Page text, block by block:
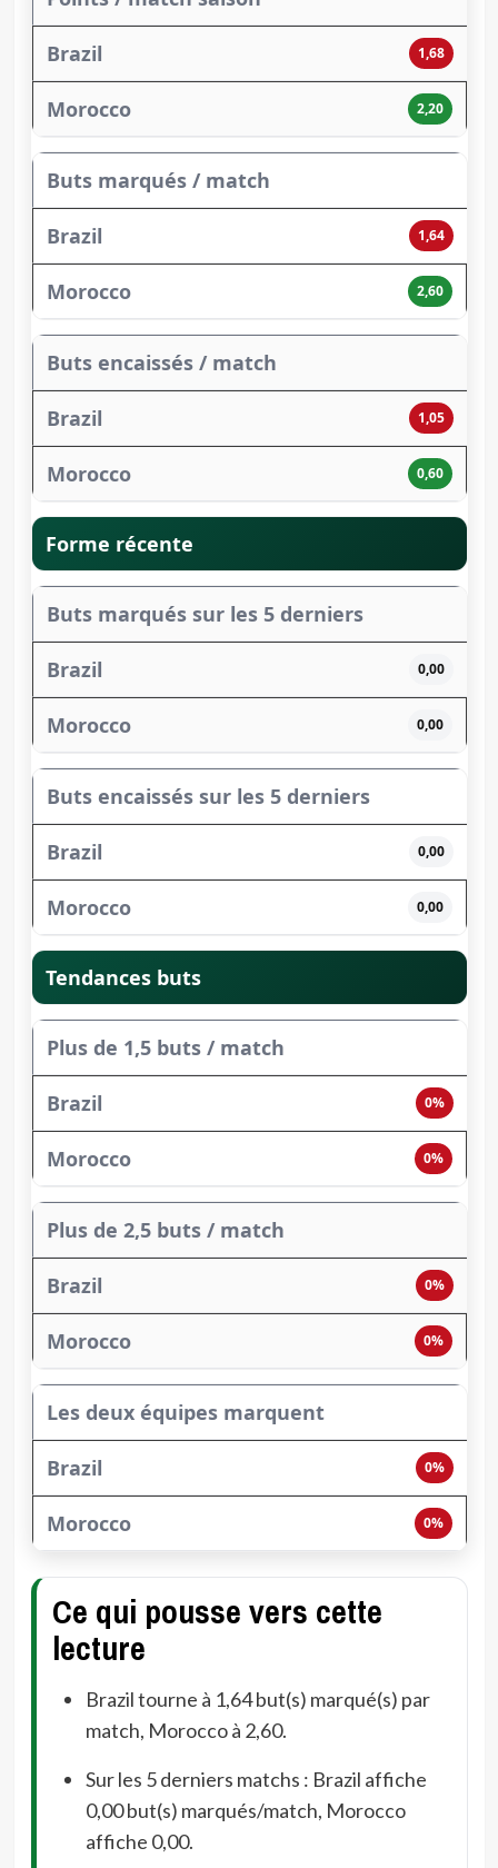
1,68
2,20
Buts marqués / match
1,64
2,60
Buts encaissés / match
1,05
0,60
Forme récente
Buts marqués sur les 5 derniers
0,00
0,00
Buts encaissés sur les 5 derniers
0,00
0,00
Tendances buts
Plus de 1,5 buts / match
0%
0%
Plus de 2,5 buts / match
0%
0%
Les deux équipes marquent
0%
0%
Ce qui pousse vers cette
lecture
Brazil tourne à 1,64 but(s) marqué(s) par
match, Morocco à 2,60.
Sur les 5 derniers matchs : Brazil affiche
0,00 but(s) marqués/match, Morocco
affiche 0,00.